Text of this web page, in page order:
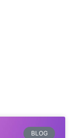
BLOG